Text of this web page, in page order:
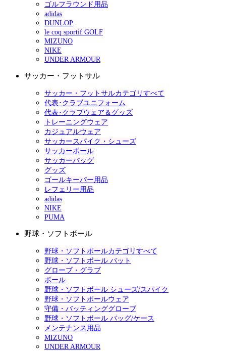
ゴルフラウンド用品
adidas
DUNLOP
le coq sportif GOLF
MIZUNO
NIKE
UNDER ARMOUR
サッカー・フットサル
サッカー・フットサルカテゴリすべて
代表･クラブユニフォーム
代表･クラブウェア＆グッズ
トレーニングウェア
カジュアルウェア
サッカースパイク・シューズ
サッカーボール
サッカーバッグ
グッズ
ゴールキーパー用品
レフェリー用品
adidas
NIKE
PUMA
野球・ソフトボール
野球・ソフトボールカテゴリすべて
野球・ソフトボール バット
グローブ・グラブ
ボール
野球・ソフトボール シューズ/スパイク
野球・ソフトボールウェア
守備・バッティンググローブ
野球・ソフトボール バッグ/ケース
メンテナンス用品
MIZUNO
UNDER ARMOUR